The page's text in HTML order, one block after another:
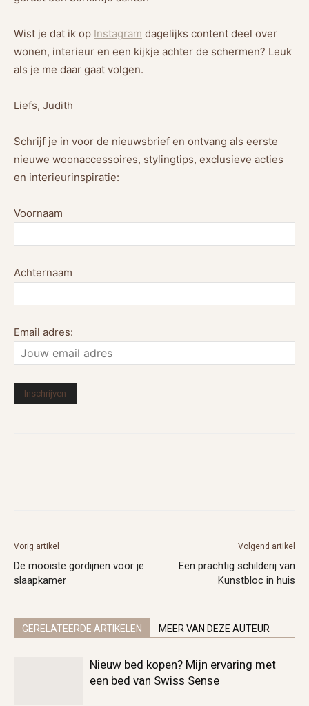
Wist je dat ik op Instagram dagelijks content deel over
wonen, interieur en een kijkje achter de schermen? Leuk
als je me daar gaat volgen.
Liefs, Judith
Schrijf je in voor de nieuwsbrief en ontvang als eerste
nieuwe woonaccessoires, stylingtips, exclusieve acties
en interieurinspiratie:
Voornaam
Achternaam
Email adres:
Vorig artikel
De mooiste gordijnen voor je
slaapkamer
Volgend artikel
Een prachtig schilderij van
Kunstbloc in huis
GERELATEERDE ARTIKELEN MEER VAN DEZE AUTEUR
Nieuw bed kopen? Mijn ervaring met
een bed van Swiss Sense